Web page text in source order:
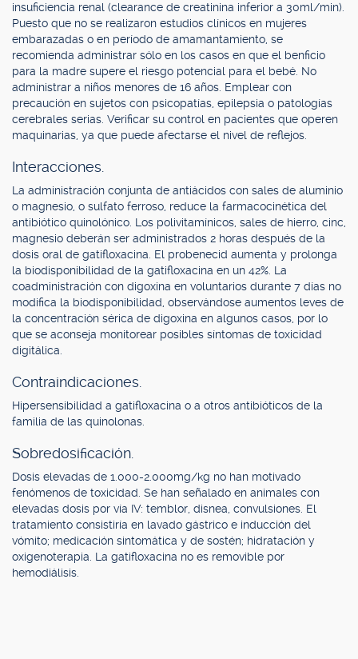
insuficiencia renal (clearance de creatinina inferior a 30ml/min).
Puesto que no se realizaron estudios clínicos en mujeres
embarazadas o en período de amamantamiento, se
recomienda administrar sólo en los casos en que el benficio
para la madre supere el riesgo potencial para el bebé. No
administrar a niños menores de 16 años. Emplear con
precaución en sujetos con psicopatías, epilepsia o patologías
cerebrales serias. Verificar su control en pacientes que operen
maquinarias, ya que puede afectarse el nivel de reflejos.
Interacciones.
La administración conjunta de antiácidos con sales de aluminio
o magnesio, o sulfato ferroso, reduce la farmacocinética del
antibiótico quinolónico. Los polivitamínicos, sales de hierro, cinc,
magnesio deberán ser administrados 2 horas después de la
dosis oral de gatifloxacina. El probenecid aumenta y prolonga
la biodisponibilidad de la gatifloxacina en un 42%. La
coadministración con digoxina en voluntarios durante 7 días no
modifica la biodisponibilidad, observándose aumentos leves de
la concentración sérica de digoxina en algunos casos, por lo
que se aconseja monitorear posibles síntomas de toxicidad
digitálica.
Contraindicaciones.
Hipersensibilidad a gatifloxacina o a otros antibióticos de la
familia de las quinolonas.
Sobredosificación.
Dosis elevadas de 1.000-2.000mg/kg no han motivado
fenómenos de toxicidad. Se han señalado en animales con
elevadas dosis por vía IV: temblor, disnea, convulsiones. El
tratamiento consistiría en lavado gástrico e inducción del
vómito; medicación sintomática y de sostén; hidratación y
oxigenoterapia. La gatifloxacina no es removible por
hemodiálisis.